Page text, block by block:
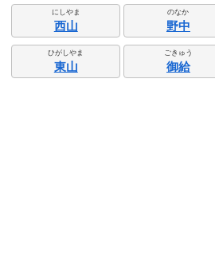
にしやま
西山
のなか
野中
ひがしやま
東山
ごきゅう
御給